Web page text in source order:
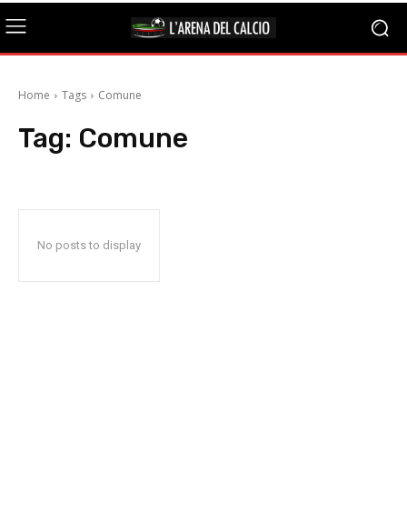
Home Tags Comune
Tag: Comune
No posts to display